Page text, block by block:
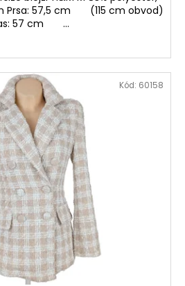
Prsa: 57,5 cm (115 cm obvod)
57 cm ...
Kód: 60158